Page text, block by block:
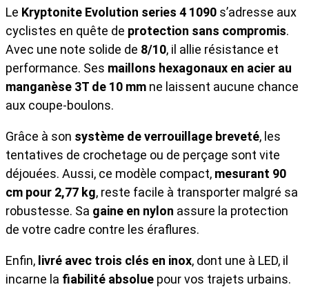
Le Kryptonite Evolution series 4 1090 s’adresse aux
cyclistes en quête de protection sans compromis.
Avec une note solide de 8/10, il allie résistance et
performance. Ses maillons hexagonaux en acier au
manganèse 3T de 10 mm ne laissent aucune chance
aux coupe-boulons.
Grâce à son système de verrouillage breveté, les
tentatives de crochetage ou de perçage sont vite
déjouées. Aussi, ce modèle compact, mesurant 90
cm pour 2,77 kg, reste facile à transporter malgré sa
robustesse. Sa gaine en nylon assure la protection
de votre cadre contre les éraflures.
Enfin, livré avec trois clés en inox, dont une à LED, il
incarne la fiabilité absolue pour vos trajets urbains.